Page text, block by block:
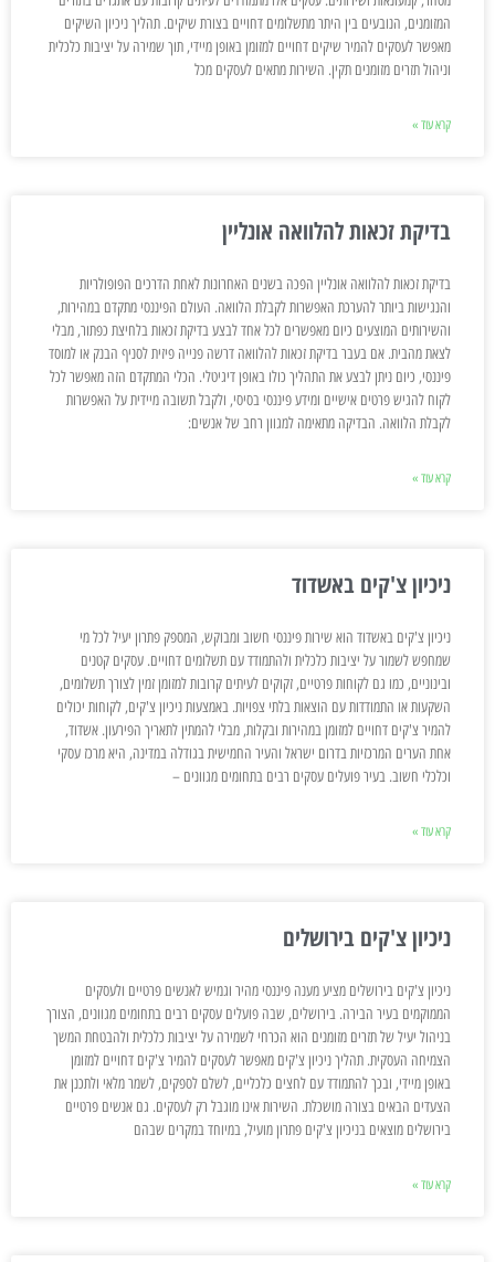
המזומנים, הנובעים בין היתר מתשלומים דחויים בצורת שיקים. תהליך ניכיון השיקים
מאפשר לעסקים להמיר שיקים דחויים למזומן באופן מיידי, תוך שמירה על יציבות כלכלית
וניהול תזרים מזומנים תקין. השירות מתאים לעסקים מכל
קרא עוד »
בדיקת זכאות להלוואה אונליין
בדיקת זכאות להלוואה אונליין הפכה בשנים האחרונות לאחת הדרכים הפופולריות
והנגישות ביותר להערכת האפשרות לקבלת הלוואה. העולם הפיננסי מתקדם במהירות,
והשירותים המוצעים כיום מאפשרים לכל אחד לבצע בדיקת זכאות בלחיצת כפתור, מבלי
לצאת מהבית. אם בעבר בדיקת זכאות להלוואה דרשה פנייה פיזית לסניף הבנק או למוסד
פיננסי, כיום ניתן לבצע את התהליך כולו באופן דיגיטלי. הכלי המתקדם הזה מאפשר לכל
לקוח להגיש פרטים אישיים ומידע פיננסי בסיסי, ולקבל תשובה מיידית על האפשרות
לקבלת הלוואה. הבדיקה מתאימה למגוון רחב של אנשים:
קרא עוד »
ניכיון צ'קים באשדוד
ניכיון צ'קים באשדוד הוא שירות פיננסי חשוב ומבוקש, המספק פתרון יעיל לכל מי
שמחפש לשמור על יציבות כלכלית ולהתמודד עם תשלומים דחויים. עסקים קטנים
ובינוניים, כמו גם לקוחות פרטיים, זקוקים לעיתים קרובות למזומן זמין לצורך תשלומים,
השקעות או התמודדות עם הוצאות בלתי צפויות. באמצעות ניכיון צ'קים, לקוחות יכולים
להמיר צ'קים דחויים למזומן במהירות ובקלות, מבלי להמתין לתאריך הפירעון. אשדוד,
אחת הערים המרכזיות בדרום ישראל והעיר החמישית בגודלה במדינה, היא מרכז עסקי
וכלכלי חשוב. בעיר פועלים עסקים רבים בתחומים מגוונים –
קרא עוד »
ניכיון צ'קים בירושלים
ניכיון צ'קים בירושלים מציע מענה פיננסי מהיר וגמיש לאנשים פרטיים ולעסקים
הממוקמים בעיר הבירה. בירושלים, שבה פועלים עסקים רבים בתחומים מגוונים, הצורך
בניהול יעיל של תזרים מזומנים הוא הכרחי לשמירה על יציבות כלכלית ולהבטחת המשך
הצמיחה העסקית. תהליך ניכיון צ'קים מאפשר לעסקים להמיר צ'קים דחויים למזומן
באופן מיידי, ובכך להתמודד עם לחצים כלכליים, לשלם לספקים, לשמר מלאי ולתכנן את
הצעדים הבאים בצורה מושכלת. השירות אינו מוגבל רק לעסקים. גם אנשים פרטיים
בירושלים מוצאים בניכיון צ'קים פתרון מועיל, במיוחד במקרים שבהם
קרא עוד »